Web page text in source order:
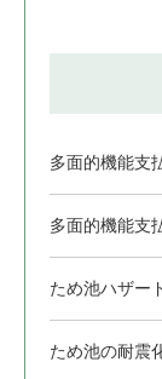
多面的機能支
多面的機能支
ため池ハザー
ため池の耐震